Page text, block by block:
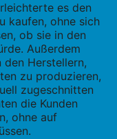
es den
kaufen, ohne sich
ob sie in den
Außerdem
Herstellern,
zu produzieren,
zugeschnitten
die Kunden
ohne auf